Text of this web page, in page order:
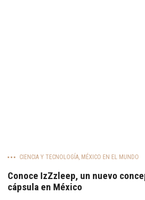
CIENCIA Y TECNOLOGÍA, MÉXICO EN EL MUNDO
Conoce IzZzleep, un nuevo
cápsula en México